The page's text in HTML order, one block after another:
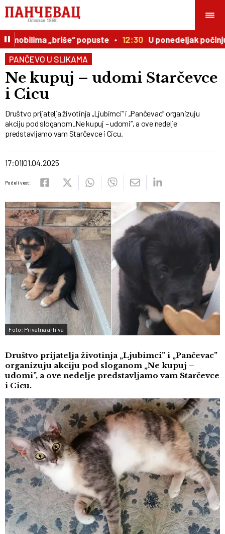
„briše“ popuste 12:30 U ponedeljak počinju
PANČEVO U SLIKAMA
Ne kupuj – udomi Starčevce
i Cicu
Društvo prijatelja životinja „Ljubimci” i „Pančevac” organizuju
akciju pod sloganom „Ne kupuj – udomi”, a ove nedelje
predstavljamo vam Starčevce i Cicu.
17:01 01.04.2025
Podeli vest:
Foto: Privatna arhiva
Društvo prijatelja životinja „Ljubimci” i „Pančevac”
organizuju akciju pod sloganom „Ne kupuj –
udomi”, a ove nedelje predstavljamo vam Starčevce
i Cicu.